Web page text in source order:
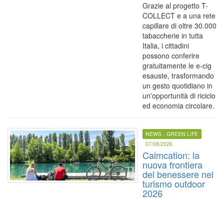
Grazie al progetto T-
COLLECT e a una rete
capillare di oltre 30.000
tabaccherie in tutta
Italia, i cittadini
possono conferire
gratuitamente le e-cig
esauste, trasformando
un gesto quotidiano in
un'opportunità di riciclo
ed economia circolare.
NEWS - GREEN LIFE
07/08/2026
Calmcation: la
nuova frontiera
del benessere nel
turismo outdoor
2026